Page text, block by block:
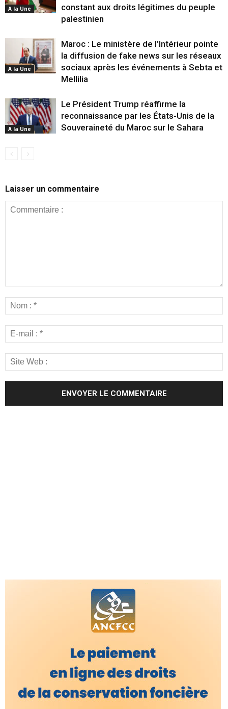
A la Une
constant aux droits légitimes du peuple
palestinien
A la Une
Maroc : Le ministère de l’Intérieur pointe
la diffusion de fake news sur les réseaux
sociaux après les événements à Sebta et
Mellilia
A la Une
Le Président Trump réaffirme la
reconnaissance par les États-Unis de la
Souveraineté du Maroc sur le Sahara
Laisser un commentaire